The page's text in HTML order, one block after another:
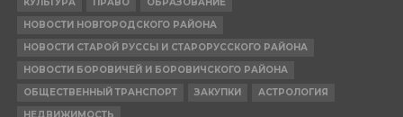
НОВОСТИ НОВГОРОДСКОГО РАЙОНА
НОВОСТИ СТАРОЙ РУССЫ И СТАРОРУССКОГО РАЙОНА
НОВОСТИ БОРОВИЧЕЙ И БОРОВИЧСКОГО РАЙОНА
ОБЩЕСТВЕННЫЙ ТРАНСПОРТ
ЗАКУПКИ
АСТРОЛОГИЯ